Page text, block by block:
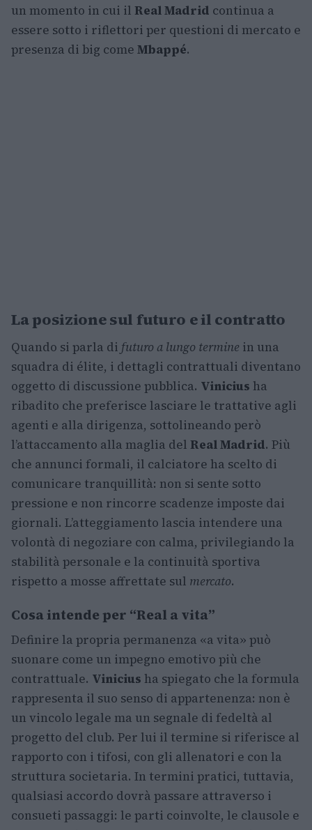
un momento in cui il Real Madrid continua a
essere sotto i riflettori per questioni di mercato e
presenza di big come Mbappé.
La posizione sul futuro e il contratto
Quando si parla di futuro a lungo termine in una
squadra di élite, i dettagli contrattuali diventano
oggetto di discussione pubblica. Vinicius ha
ribadito che preferisce lasciare le trattative agli
agenti e alla dirigenza, sottolineando però
l’attaccamento alla maglia del Real Madrid. Più
che annunci formali, il calciatore ha scelto di
comunicare tranquillità: non si sente sotto
pressione e non rincorre scadenze imposte dai
giornali. L’atteggiamento lascia intendere una
volontà di negoziare con calma, privilegiando la
stabilità personale e la continuità sportiva
rispetto a mosse affrettate sul mercato.
Cosa intende per “Real a vita”
Definire la propria permanenza «a vita» può
suonare come un impegno emotivo più che
contrattuale. Vinicius ha spiegato che la formula
rappresenta il suo senso di appartenenza: non è
un vincolo legale ma un segnale di fedeltà al
progetto del club. Per lui il termine si riferisce al
rapporto con i tifosi, con gli allenatori e con la
struttura societaria. In termini pratici, tuttavia,
qualsiasi accordo dovrà passare attraverso i
consueti passaggi: le parti coinvolte, le clausole e